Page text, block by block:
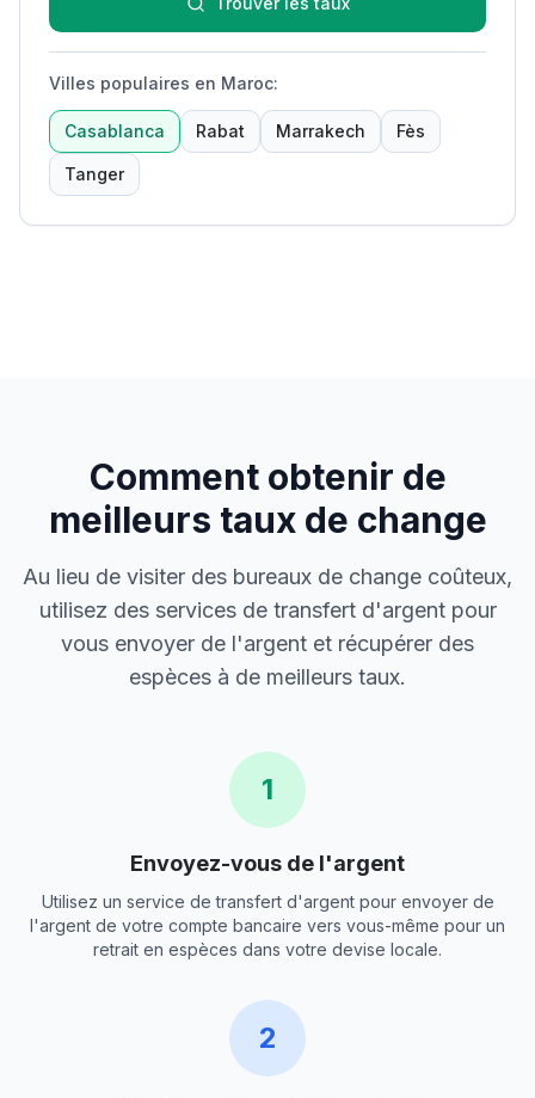
Villes populaires en Maroc:
Casablanca Rabat Marrakech Fès
Tanger
Comment obtenir de
meilleurs taux de change
Au lieu de visiter des bureaux de change coûteux,
utilisez des services de transfert d'argent pour
vous envoyer de l'argent et récupérer des
espèces à de meilleurs taux.
1
Envoyez-vous de l'argent
Utilisez un service de transfert d'argent pour envoyer de
l'argent de votre compte bancaire vers vous-même pour un
retrait en espèces dans votre devise locale.
2